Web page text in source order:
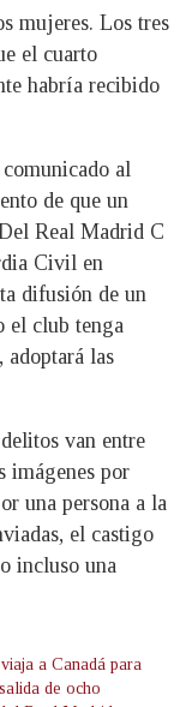
mujeres. Los tres
el cuarto
habría recibido
al
de que un
Real Madrid C
Civil en
difusión de un
el club tenga
adoptará las
van entre
imágenes por
una persona a la
el castigo
incluso una
a Canadá para
de ocho